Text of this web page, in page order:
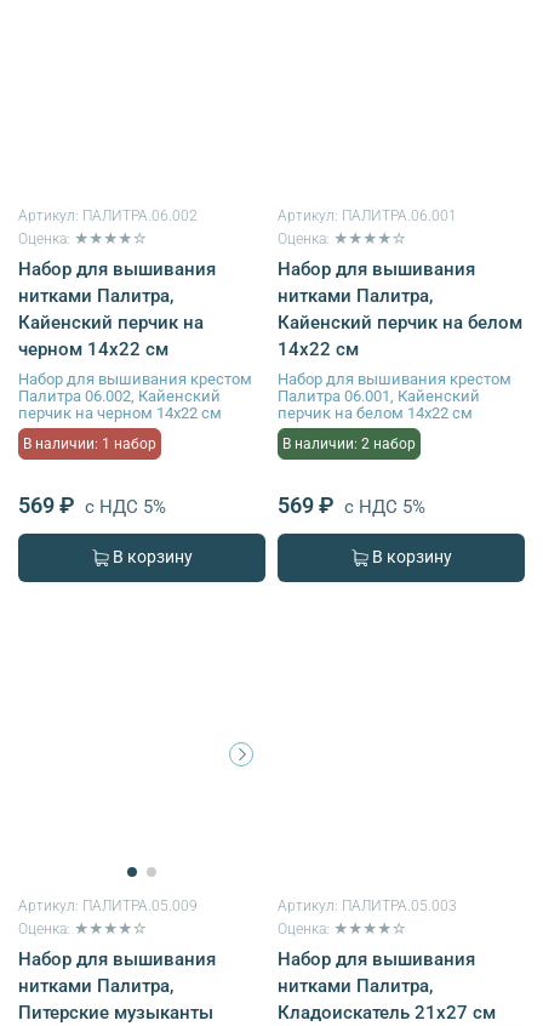
Артикул: ПАЛИТРА.06.002
Оценка: ★★★★☆
Набор для вышивания
нитками Палитра,
Кайенский перчик на
черном 14х22 см
Набор для вышивания крестом
Палитра 06.002, Кайенский
перчик на черном 14х22 см
В наличии: 1 набор
569 ₽ с НДС 5%
В корзину
Артикул: ПАЛИТРА.06.001
Оценка: ★★★★☆
Набор для вышивания
нитками Палитра,
Кайенский перчик на белом
14х22 см
Набор для вышивания крестом
Палитра 06.001, Кайенский
перчик на белом 14х22 см
В наличии: 2 набор
569 ₽ с НДС 5%
В корзину
Артикул: ПАЛИТРА.05.009
Оценка: ★★★★☆
Набор для вышивания
нитками Палитра,
Питерские музыканты
Артикул: ПАЛИТРА.05.003
Оценка: ★★★★☆
Набор для вышивания
нитками Палитра,
Кладоискатель 21х27 см